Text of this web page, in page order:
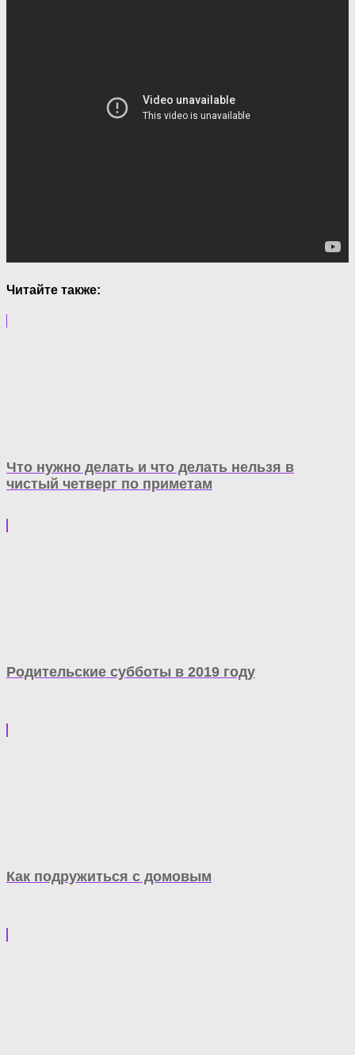
Читайте также:
Что нужно делать и что делать нельзя в
чистый четверг по приметам
Родительские субботы в 2019 году
Как подружиться с домовым